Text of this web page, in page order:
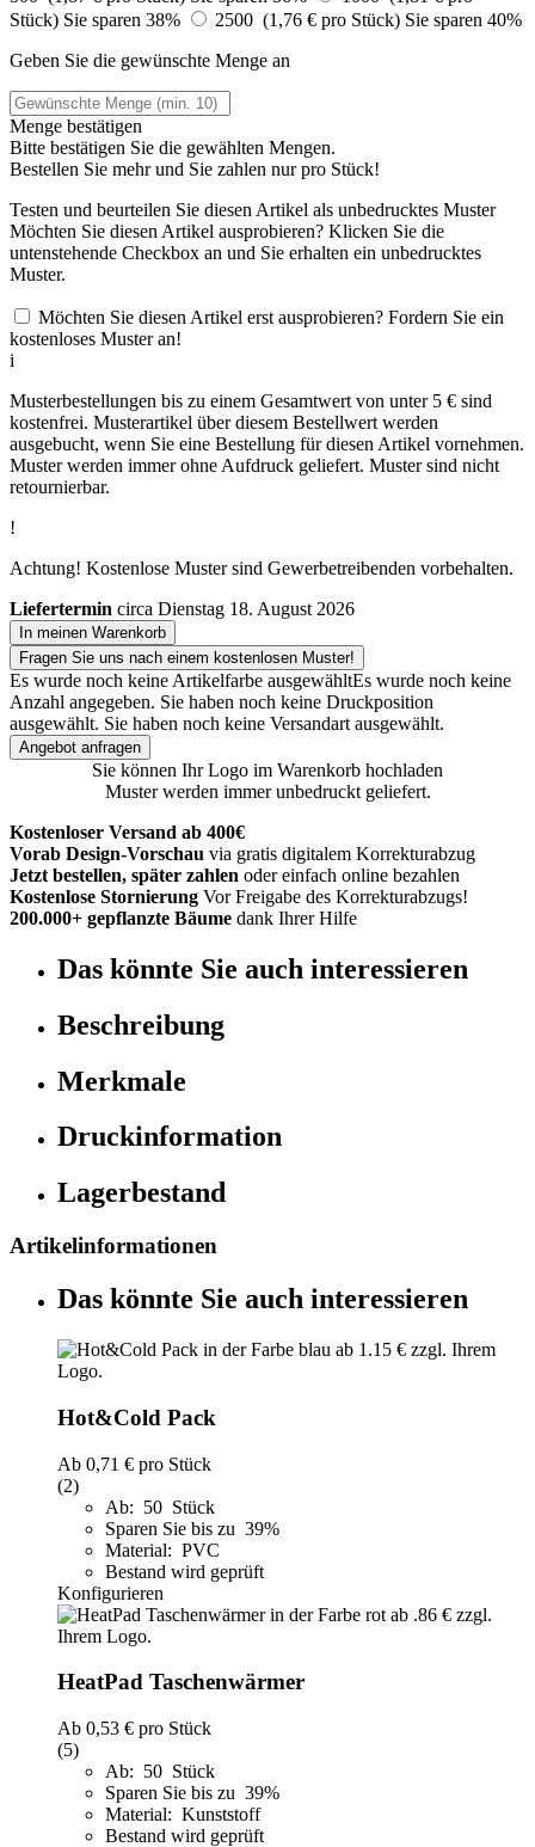
Stück) Sie sparen 38% 2500 (1,76 € pro Stück) Sie sparen 40%
Geben Sie die gewünschte Menge an
Menge bestätigen
Bitte bestätigen Sie die gewählten Mengen.
Bestellen Sie mehr und Sie zahlen nurpro Stück!
Testen und beurteilen Sie diesen Artikel als unbedrucktes Muster
Möchten Sie diesen Artikel ausprobieren? Klicken Sie die
untenstehende Checkbox an und Sie erhalten ein unbedrucktes
Muster.
Möchten Sie diesen Artikel erst ausprobieren? Fordern Sie ein
kostenloses Muster an!
i
Musterbestellungen bis zu einem Gesamtwert von unter 5 € sind
kostenfrei. Musterartikel über diesem Bestellwert werden
ausgebucht, wenn Sie eine Bestellung für diesen Artikel vornehmen.
Muster werden immer ohne Aufdruck geliefert. Muster sind nicht
retournierbar.
!
Achtung! Kostenlose Muster sind Gewerbetreibenden vorbehalten.
Liefertermin circa Dienstag 18. August 2026
In meinen Warenkorb
Fragen Sie uns nach einem kostenlosen Muster!
Es wurde noch keine Artikelfarbe ausgewähltEs wurde noch keine
Anzahl angegeben. Sie haben noch keine Druckposition
ausgewählt. Sie haben noch keine Versandart ausgewählt.
Angebot anfragen
Sie können Ihr Logo im Warenkorb hochladen
Muster werden immer unbedruckt geliefert.
Kostenloser Versand ab 400€
Vorab Design-Vorschau via gratis digitalem Korrekturabzug
Jetzt bestellen, später zahlen oder einfach online bezahlen
Kostenlose Stornierung Vor Freigabe des Korrekturabzugs!
200.000+ gepflanzte Bäume dank Ihrer Hilfe
Das könnte Sie auch interessieren
Beschreibung
Merkmale
Druckinformation
Lagerbestand
Artikelinformationen
Das könnte Sie auch interessieren
Hot&Cold Pack
Ab 0,71 € pro Stück
(2)
Ab: 50 Stück
Sparen Sie bis zu 39%
Material: PVC
Bestand wird geprüft
Konfigurieren
HeatPad Taschenwärmer
Ab 0,53 € pro Stück
(5)
Ab: 50 Stück
Sparen Sie bis zu 39%
Material: Kunststoff
Bestand wird geprüft